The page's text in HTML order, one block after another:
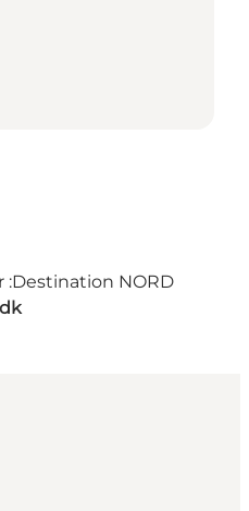
:Destination NORD